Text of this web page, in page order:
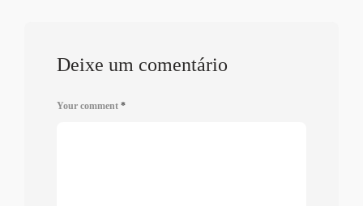
Deixe um comentário
Your comment *